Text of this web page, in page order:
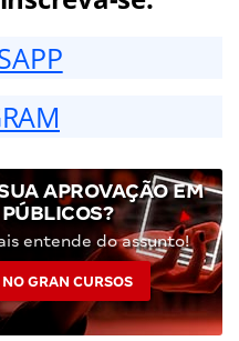
APROVAÇÃO EM
entende do assunto!
GRAN CURSOS